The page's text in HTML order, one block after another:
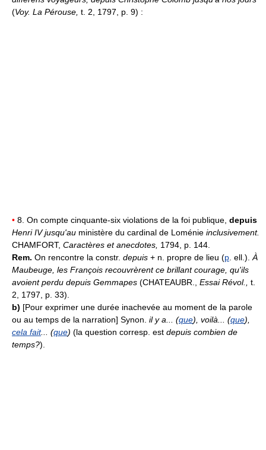
(Voy. La Pérouse, t. 2, 1797, p. 9) :
• 8. On compte cinquante-six violations de la foi publique, depuis
Henri IV jusqu'au ministère du cardinal de Loménie inclusivement.
CHAMFORT, Caractères et anecdotes, 1794, p. 144.
Rem. On rencontre la constr. depuis + n. propre de lieu (p . ell.). À
Maubeuge, les François recouvrèrent ce brillant courage, qu'ils
avoient perdu depuis Gemmapes (CHATEAUBR., Essai Révol., t.
2, 1797, p. 33).
b) [Pour exprimer une durée inachevée au moment de la parole
ou au temps de la narration] Synon. il y a... (que), voilà... (que),
cela fait... (que) (la question corresp. est depuis combien de
temps?).